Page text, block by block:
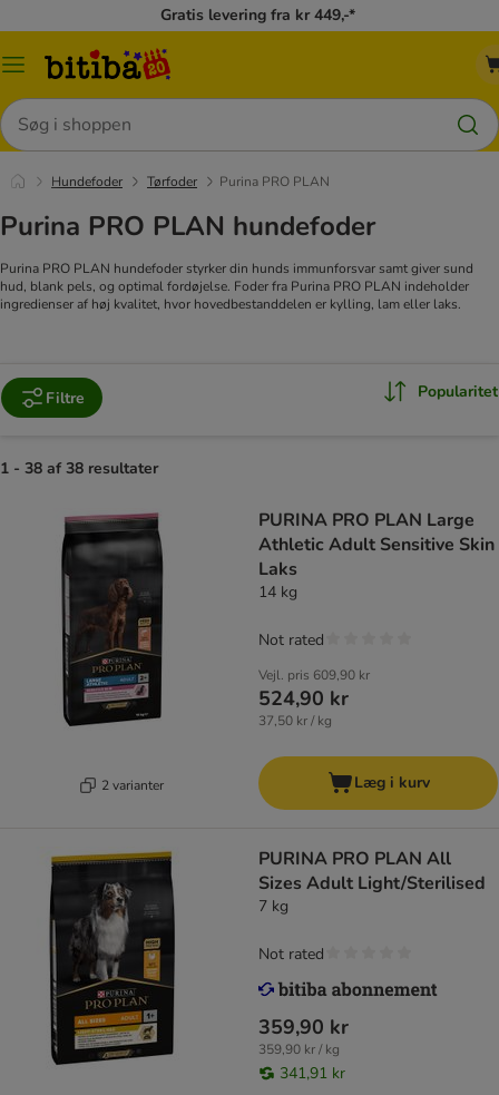
Gratis levering fra kr 449,-*
Menu
Søg
Hundefoder Tørfoder Purina PRO PLAN
Purina PRO PLAN hundefoder
Purina PRO PLAN hundefoder styrker din hunds immunforsvar samt giver sund
hud, blank pels, og optimal fordøjelse. Foder fra Purina PRO PLAN indeholder
ingredienser af høj kvalitet, hvor hovedbestanddelen er kylling, lam eller laks.
Filtre Popularitet
1 - 38 af 38 resultater
2 varianter
PURINA PRO PLAN Large
Athletic Adult Sensitive Skin
Laks
14 kg
Vejl. pris 609,90 kr
524,90 kr
37,50 kr / kg
Not rated
Læg i kurv
PURINA PRO PLAN All
Sizes Adult Light/Sterilised
7 kg
359,90 kr
359,90 kr / kg
341,91 kr
Not rated